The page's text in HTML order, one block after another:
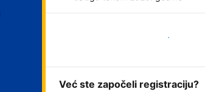
Počnite odmah
Već ste započeli registraciju?